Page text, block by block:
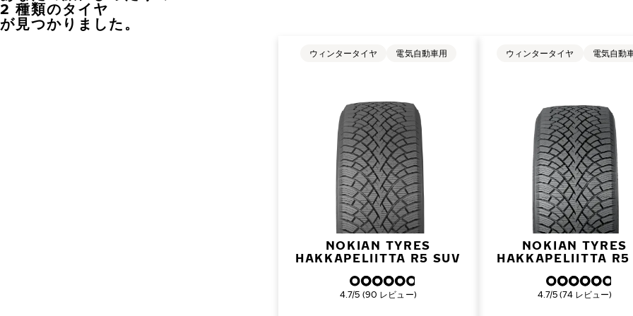
2 種類のタイヤ
が見つかりました。
NOKIAN TYRES
HAKKAPELIITTA R5 SUV
ウィンタータイヤ 電気自動車用
総合評価
4.7/5 (90 レビュー)
NOKIAN TYRES
HAKKAPELIITTA R5
ウィンタータイヤ 電気自動
総合評価
4.7/5 (74 レビュー)